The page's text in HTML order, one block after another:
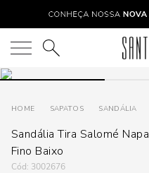
O que você está
SAPATOS SANDÁLIA
Sandália Tira Salomé
Fino Baixo
: 3002676